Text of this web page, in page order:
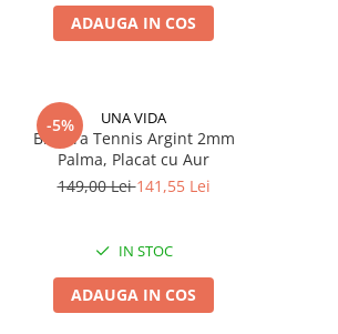
ADAUGA IN COS
-5% UNA VIDA
Bratara Tennis Argint 2mm
Palma, Placat cu Aur
149,00 Lei141,55 Lei
IN STOC
ADAUGA IN COS